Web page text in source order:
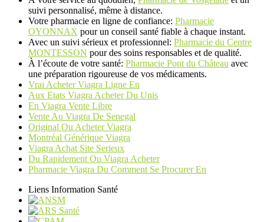
suivi personnalisé, même à distance.
Votre pharmacie en ligne de confiance: Pharmacie
OYONNAX pour un conseil santé fiable à chaque instant.
Avec un suivi sérieux et professionnel: Pharmacie du Centre
MONTESSON pour des soins responsables et de qualité.
À l’écoute de votre santé: Pharmacie Pont du Château avec
une préparation rigoureuse de vos médicaments.
Vrai Acheter Viagra Ligne En
Aux Etats Viagra Acheter Du Unis
En Viagra Vente Libre
Vente Au Viagra De Senegal
Original Ou Acheter Viagra
Montréal Générique Viagra
Viagra Achat Site Serieux
Du Rapidement Ou Viagra Acheter
Pharmacie Viagra Du Comment Se Procurer En
Liens Information Santé